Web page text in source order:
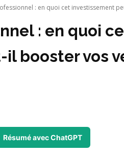
: en quoi cet investissement
: en quoi
booster vos
Résumé avec ChatGPT